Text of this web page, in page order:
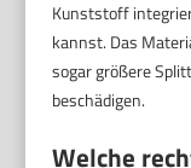
Kunststoff
kannst. Das
sogar größere
beschädigen.
Welche